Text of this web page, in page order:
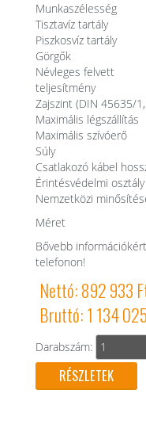
Munkaszélesség
Tisztavíz tartály
Piszkosvíz tartály
Görgők
Névleges felvett
teljesítmény
Zajszint (DIN 45635/
Maximális légszállítás
Maximális szívóerő
Súly
Csatlakozó kábel
Érintésvédelmi osztály
Nemzetközi
Méret
Bővebb
telefonon!
Nettó: 892 933
Bruttó: 1 134
Darabszám:
RÉSZLETEK